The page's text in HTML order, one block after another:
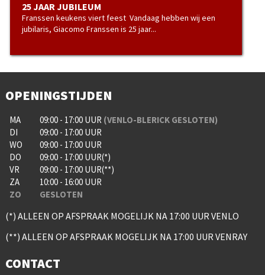
25 JAAR JUBILEUM
Franssen keukens viert feest Vandaag hebben wij een
jubilaris, Giacomo Franssen is 25 jaar...
OPENINGSTIJDEN
MA 09:00 - 17:00 UUR (VENLO-BLERICK GESLOTEN)
DI
09:00 - 17:00 UUR
WO
09:00 - 17:00 UUR
DO
09:00 - 17:00 UUR(*)
VR
09:00 - 17:00 UUR(**)
ZA
10:00 - 16:00 UUR
ZO
GESLOTEN
(*) ALLEEN OP AFSPRAAK MOGELIJK NA 17:00 UUR VENLO
(**) ALLEEN OP AFSPRAAK MOGELIJK NA 17:00 UUR VENRAY
CONTACT